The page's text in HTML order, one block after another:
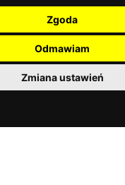
Zgoda
Odmawiam
Zmiana ustawień
Język francuski Łódź
Gdańsk